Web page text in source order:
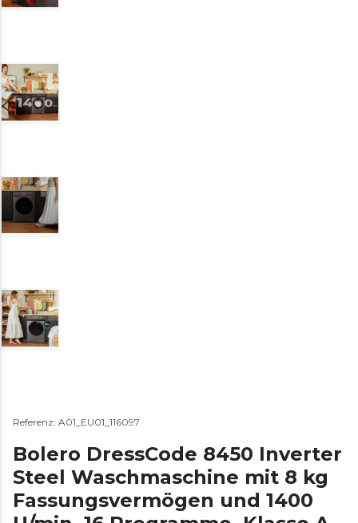
Referenz: A01_EU01_116097
Bolero DressCode 8450 Inverter
Steel Waschmaschine mit 8 kg
Fassungsvermögen und 1400